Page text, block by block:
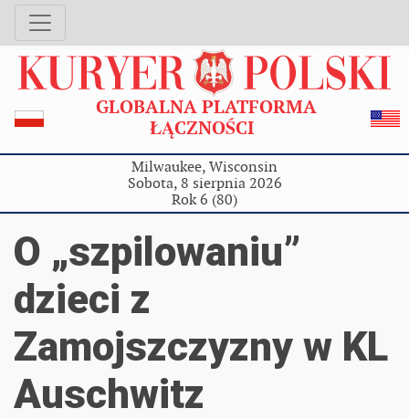
GLOBALNA PLATFORMA
ŁĄCZNOŚCI
Milwaukee, Wisconsin
Sobota, 8 sierpnia 2026
Rok 6 (80)
O „szpilowaniu”
dzieci z
Zamojszczyzny w KL
Auschwitz